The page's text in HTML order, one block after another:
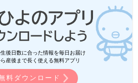
後日数に合った情報を毎日お届け
産後まで長く使える無料アプリ
料ダウンロード